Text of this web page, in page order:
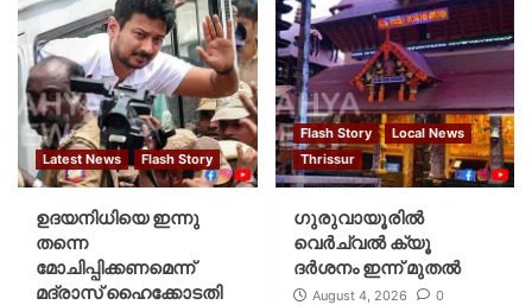
Latest News Flash Story
ഉദയനിധിയെ ഇന്നു
തന്നെ
മോചിപ്പിക്കണമെന്ന്
മദ്രാസ് ഹൈക്കോടതി
Flash Story
Local News
Thrissur
ഗുരുവായൂരില്‍
വെര്‍ച്വല്‍ ക്യൂ
ദര്‍ശനം ഇന്ന് മുതല്‍
August 4, 2026 0